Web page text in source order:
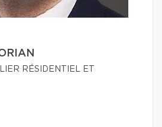
RÉSIDENTIEL ET